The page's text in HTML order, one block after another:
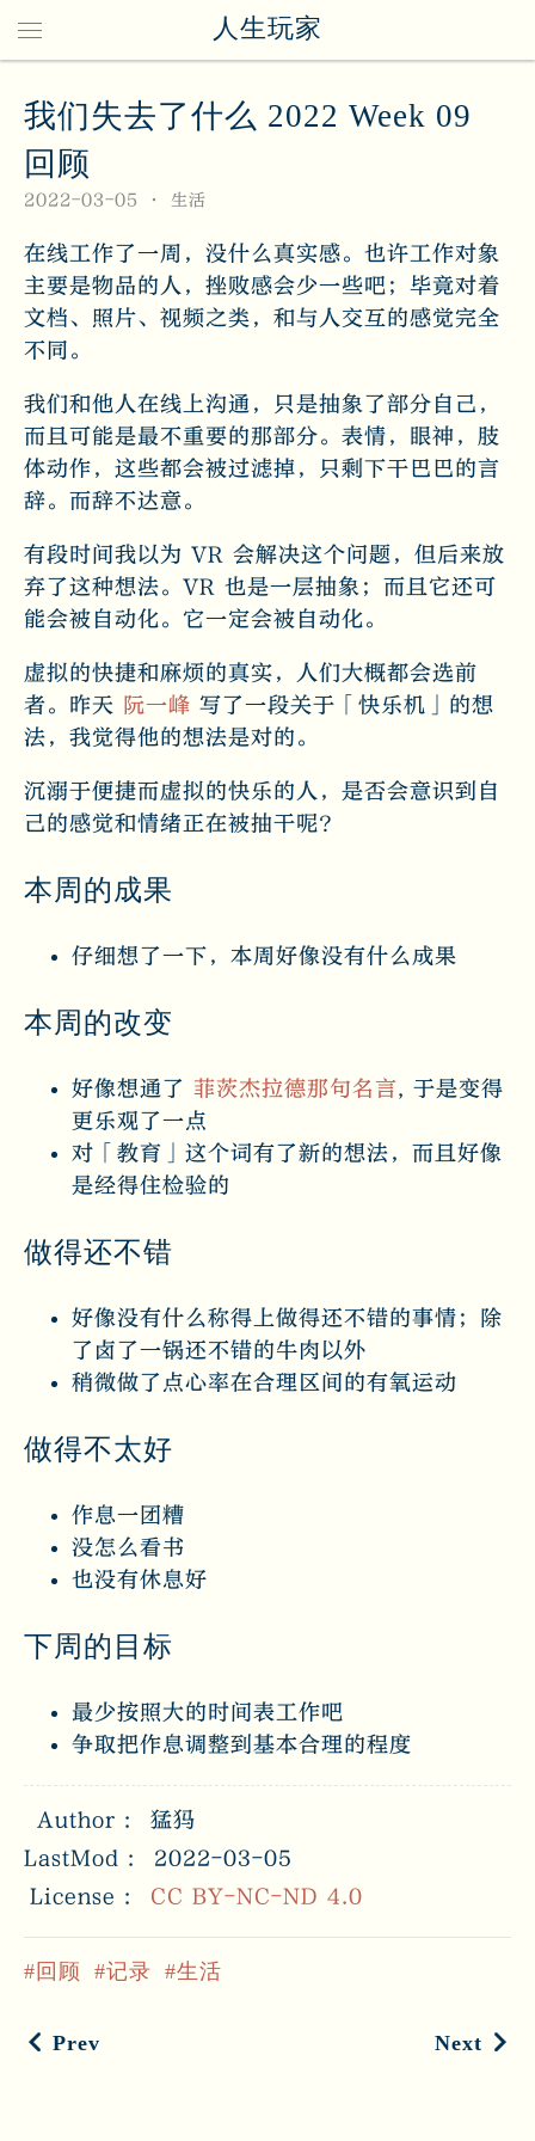
人生玩家
我们失去了什么 2022 Week 09
回顾
2022-03-05 生活
在线工作了一周，没什么真实感。也许工作对象
主要是物品的人，挫败感会少一些吧；毕竟对着
文档、照片、视频之类，和与人交互的感觉完全
不同。
我们和他人在线上沟通，只是抽象了部分自己，
而且可能是最不重要的那部分。表情，眼神，肢
体动作，这些都会被过滤掉，只剩下干巴巴的言
辞。而辞不达意。
有段时间我以为 VR 会解决这个问题，但后来放
弃了这种想法。VR 也是一层抽象；而且它还可
能会被自动化。它一定会被自动化。
虚拟的快捷和麻烦的真实，人们大概都会选前
者。昨天 阮一峰 写了一段关于「快乐机」的想
法，我觉得他的想法是对的。
沉溺于便捷而虚拟的快乐的人，是否会意识到自
己的感觉和情绪正在被抽干呢？
本周的成果
仔细想了一下，本周好像没有什么成果
本周的改变
好像想通了 菲茨杰拉德那句名言, 于是变得
更乐观了一点
对「教育」这个词有了新的想法，而且好像
是经得住检验的
做得还不错
好像没有什么称得上做得还不错的事情；除
了卤了一锅还不错的牛肉以外
稍微做了点心率在合理区间的有氧运动
做得不太好
作息一团糟
没怎么看书
也没有休息好
下周的目标
最少按照大的时间表工作吧
争取把作息调整到基本合理的程度
Author
猛犸
LastMod
2022-03-05
License
CC BY-NC-ND 4.0
回顾 记录 生活
Prev Next